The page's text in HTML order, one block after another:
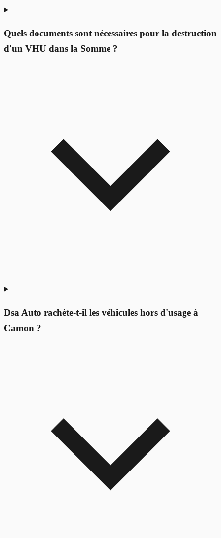
Quels documents sont nécessaires pour la destruction
d'un VHU dans la Somme ?
Dsa Auto rachète-t-il les véhicules hors d'usage à
Camon ?